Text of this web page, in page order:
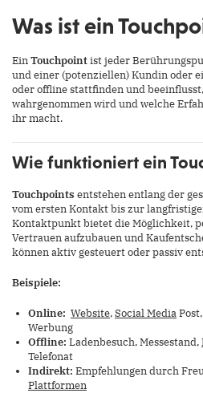
Was ist ein
EinTouchpointist jeder
und einer (potenziellen) Kundin oder
oder offline stattfinden und
wahrgenommen wird und welche
ihr macht.
Wie funktioniert ein
Touchpoints entstehen entlang der
vom ersten Kontakt bis zur
Kontaktpunkt bietet die Möglichkeit,
Vertrauen aufzubauen und
können aktiv gesteuert oder passiv
Beispiele:
Online: Website,Social MediaPost,
Werbung
Offline: Ladenbesuch, Messestand,
Telefonat
Indirekt: Empfehlungen durch
Plattformen